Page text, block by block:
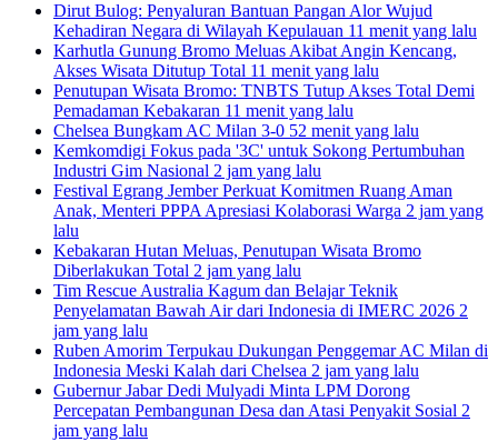
Dirut Bulog: Penyaluran Bantuan Pangan Alor Wujud
Kehadiran Negara di Wilayah Kepulauan 11 menit yang lalu
Karhutla Gunung Bromo Meluas Akibat Angin Kencang,
Akses Wisata Ditutup Total 11 menit yang lalu
Penutupan Wisata Bromo: TNBTS Tutup Akses Total Demi
Pemadaman Kebakaran 11 menit yang lalu
Chelsea Bungkam AC Milan 3-0 52 menit yang lalu
Kemkomdigi Fokus pada '3C' untuk Sokong Pertumbuhan
Industri Gim Nasional 2 jam yang lalu
Festival Egrang Jember Perkuat Komitmen Ruang Aman
Anak, Menteri PPPA Apresiasi Kolaborasi Warga 2 jam yang
lalu
Kebakaran Hutan Meluas, Penutupan Wisata Bromo
Diberlakukan Total 2 jam yang lalu
Tim Rescue Australia Kagum dan Belajar Teknik
Penyelamatan Bawah Air dari Indonesia di IMERC 2026 2
jam yang lalu
Ruben Amorim Terpukau Dukungan Penggemar AC Milan di
Indonesia Meski Kalah dari Chelsea 2 jam yang lalu
Gubernur Jabar Dedi Mulyadi Minta LPM Dorong
Percepatan Pembangunan Desa dan Atasi Penyakit Sosial 2
jam yang lalu